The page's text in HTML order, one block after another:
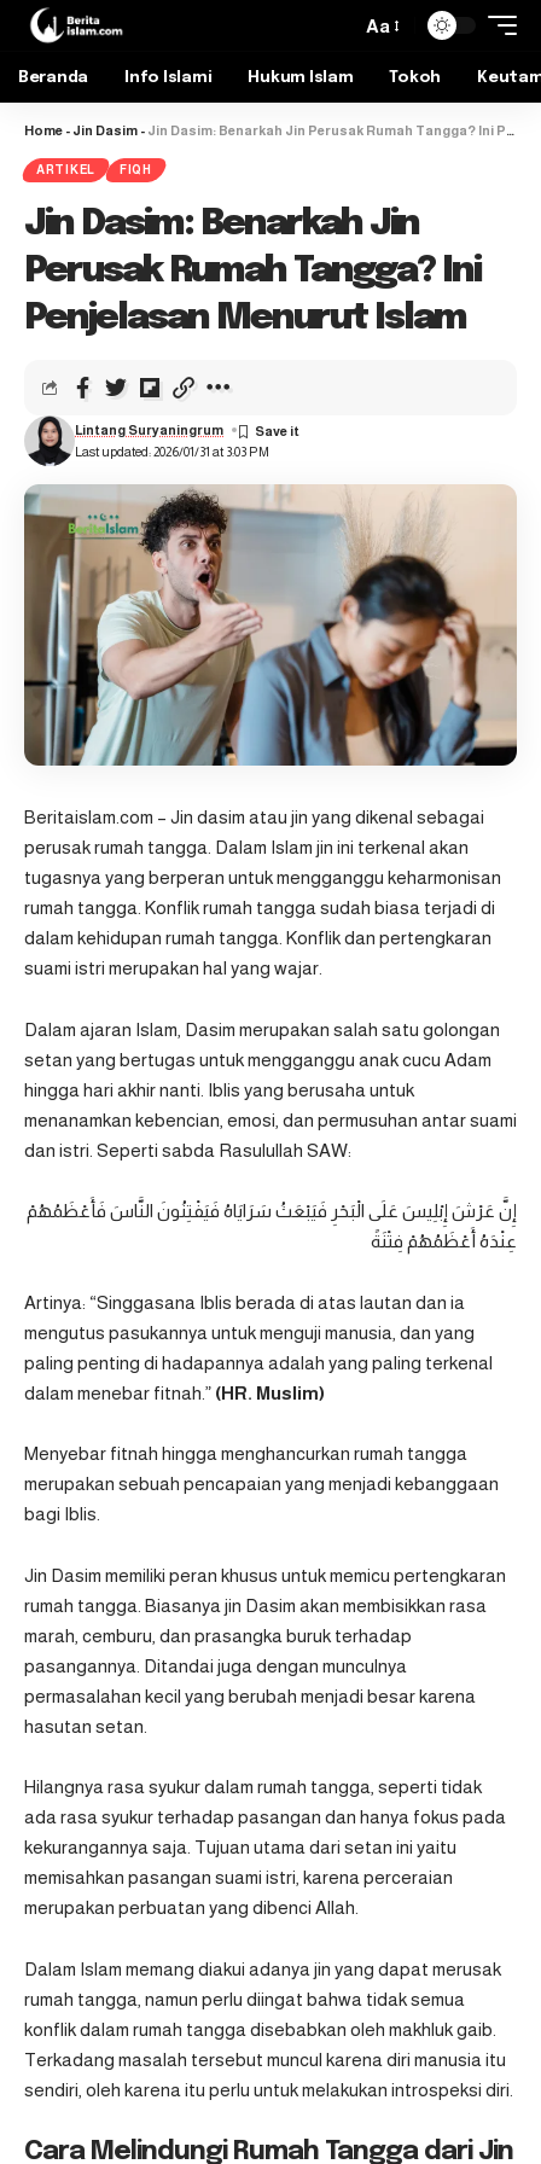
Aa
Beranda Info Islami Hukum Islam Tokoh
Home - Jin Dasim - Jin Dasim: Benarkah Jin Perusak Rumah Tangga? Ini Penjelasan Menurut Islam
ARTIKEL FIQH
Jin Dasim: Benarkah Jin
Perusak Rumah Tangga? Ini
Penjelasan Menurut Islam
Last updated: 2026/01/31 at 3:03 PM
Lintang Suryaningrum
Beritaislam.com – Jin dasim atau jin yang dikenal sebagai
perusak rumah tangga. Dalam Islam jin ini terkenal akan
tugasnya yang berperan untuk mengganggu keharmonisan
rumah tangga. Konflik rumah tangga sudah biasa terjadi di
dalam kehidupan rumah tangga. Konflik dan pertengkaran
suami istri merupakan hal yang wajar.
Dalam ajaran Islam, Dasim merupakan salah satu golongan
setan yang bertugas untuk mengganggu anak cucu Adam
hingga hari akhir nanti. Iblis yang berusaha untuk
menanamkan kebencian, emosi, dan permusuhan antar suami
dan istri. Seperti sabda Rasulullah SAW:
إِنَّ عَرْشَ إِبْلِيسَ عَلَى الْبَحْرِ فَيَبْعَثُ سَرَايَاهُ فَيَفْتِنُونَ النَّاسَ فَأَعْظَمُهُمْ
عِنْدَهُ أَعْظَمُهُمْ فِتْنَةً
Artinya: “Singgasana Iblis berada di atas lautan dan ia
mengutus pasukannya untuk menguji manusia, dan yang
paling penting di hadapannya adalah yang paling terkenal
dalam menebar fitnah.” (HR. Muslim)
Menyebar fitnah hingga menghancurkan rumah tangga
merupakan sebuah pencapaian yang menjadi kebanggaan
bagi Iblis.
Jin Dasim memiliki peran khusus untuk memicu pertengkaran
rumah tangga. Biasanya jin Dasim akan membisikkan rasa
marah, cemburu, dan prasangka buruk terhadap
pasangannya. Ditandai juga dengan munculnya
permasalahan kecil yang berubah menjadi besar karena
hasutan setan.
Hilangnya rasa syukur dalam rumah tangga, seperti tidak
ada rasa syukur terhadap pasangan dan hanya fokus pada
kekurangannya saja. Tujuan utama dari setan ini yaitu
memisahkan pasangan suami istri, karena perceraian
merupakan perbuatan yang dibenci Allah.
Dalam Islam memang diakui adanya jin yang dapat merusak
rumah tangga, namun perlu diingat bahwa tidak semua
konflik dalam rumah tangga disebabkan oleh makhluk gaib.
Terkadang masalah tersebut muncul karena diri manusia itu
sendiri, oleh karena itu perlu untuk melakukan introspeksi diri.
Cara Melindungi Rumah Tangga dari Jin